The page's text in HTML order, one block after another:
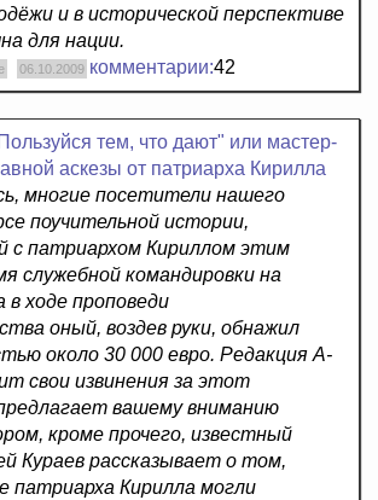
и в исторической перспективе
для нации.
06.10.2009 комментарии:42
тем, что дают" или мастер-
аскезы от патриарха Кирилла
многие посетители нашего
поучительной истории,
с патриархом Кириллом этим
служебной командировки на
в ходе проповеди
оный, воздев руки, обнажил
около 30 000 евро. Редакция А-
свои извинения за этот
вашему вниманию
кроме прочего, известный
Кураев рассказывает о том,
патриарха Кирилла могли